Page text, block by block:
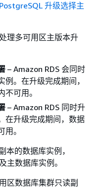
升级选择主
理多可用区主版本升
– Amazon RDS 会同时
。在升级完成期间，
可用。
– Amazon RDS 同时升
在升级完成期间，数据
。
本的数据库实例，
主数据库实例。
区数据库集群只读副